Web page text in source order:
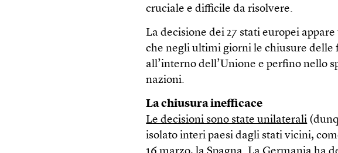
cruciale e difficile da risolvere.
La decisione dei 27 stati europei
che negli ultimi giorni le chiusure delle
all’interno dell’Unione e perfino nello
nazioni.
La chiusura inefficace
Le decisioni sono state unilaterali
isolato interi paesi dagli stati vicini,